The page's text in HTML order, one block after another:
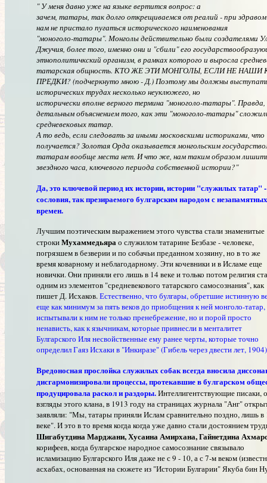
" У меня давно уже на языке вертится вопрос: а
зачем, татары, так долго открещиваемся от реалий - при
нам не пристало пугаться исторического наименования
"моноголо-татары". Монголы действительно были создателями
Джучия, более того, именно они и "сбили" его
этнополитичкский организм, в рамках которого и выросла
татарская общность. КТО ЖЕ ЭТИ МОНГОЛЫ, ЕСЛИ НЕ
ПРЕДКИ? (подчеркнуто мною - Д.) Поэтому мы должны выступать
исторических трудах несколько неуклюжего, но
исторически вполне верного термина "моноголо-татары". Правда,
детальным объяснением того, как эти "моноголо-татары"
средневековых татар.
А то ведь, если следовать за иными московскими историками, что
получается? Золотая Орда оказывается монгольским
татарам вообще места нет. И что же, нам таким образом
звездного часа, ключевого периода собственной истории?"
Да, это ключевой период их истории, истории "служилых татар" -
сословия, так презираемого булгарским народом с незапамятных
времен.
Лучшим поэтическим выражением этого чувства стали знаменитые
строкиМухаммедьярао служилом татарине Безбазе - человеке,
погрязшем в безверии и по собачьи преданном хозяину, но в то же
время коварному и неблагодарному. Эти кочевники и в Исламе еще
новички. Они приняли его лишь в 14 веке и только потом религия
одним из элементов "средневекового татарского самосознания", как
пишет Д. Исхаков.Естественно, что булгары, обретшие истинную
еще как минимум за пять веков до приобщения к ней монголо-татар,
испытывали к ним не только пренебрежение, но и порой просто
ненависть, как к язычникам, которые привнесли в менталитет
Булгарского Иля несвойственные ему ранее черты, которые точно
определил Гаяз Исхаки в "Инкиразе" (Гибель через двести лет,
Вредоносная прослойка служилых собак всегда вносила
дисгармонизировали процессы, протекавшие в булгарском
продуцировала раскол и раздоры.Интеллигентствующие писаки,
взгляды этого клана, в 1913 году на страницах журнала "Анг"
заявляли: "Мы, татары приняли Ислам сравнительно поздно, лишь в
веке". И это в то время когда когда уже давно стали достоянием
Шигабутдина Марджани, Хусаина Амирхана, Гайнетдина
корифеев, когда булгарское народное самосознание связывало
исламизацию Булгарского Иля даже не с 9 - 10, а с 7-м веком
асхабах, основанная на сюжете из "Истории Булгарии" Якуба бин